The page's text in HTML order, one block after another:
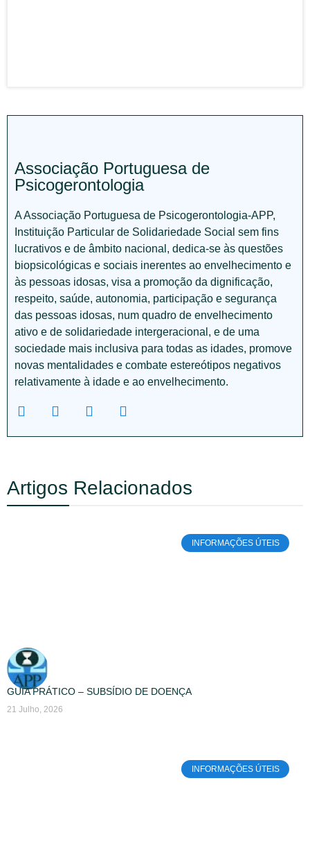
Associação Portuguesa de
Psicogerontologia
A Associação Portuguesa de Psicogerontologia-APP,
Instituição Particular de Solidariedade Social sem fins
lucrativos e de âmbito nacional, dedica-se às questões
biopsicológicas e sociais inerentes ao envelhecimento e
às pessoas idosas, visa a promoção da dignificação,
respeito, saúde, autonomia, participação e segurança
das pessoas idosas, num quadro de envelhecimento
ativo e de solidariedade intergeracional, e de uma
sociedade mais inclusiva para todas as idades, promove
novas mentalidades e combate estereótipos negativos
relativamente à idade e ao envelhecimento.
Artigos Relacionados
INFORMAÇÕES ÚTEIS
GUIA PRÁTICO – SUBSÍDIO DE DOENÇA
21 Julho, 2026
INFORMAÇÕES ÚTEIS